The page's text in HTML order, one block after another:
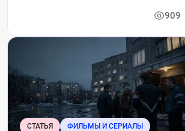
909
СТАТЬЯ ФИЛЬМЫ И СЕРИАЛЫ